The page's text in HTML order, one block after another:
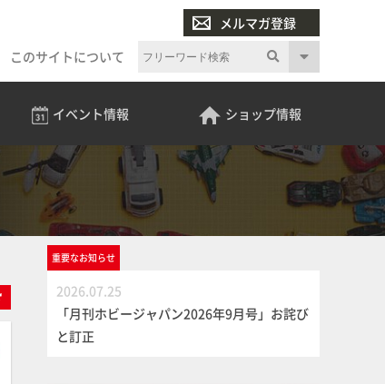
メルマガ登録
このサイトについて
イベント情報 ショップ情報
重要なお知らせ
2026.07.25
「月刊ホビージャパン2026年9月号」お詫び
と訂正